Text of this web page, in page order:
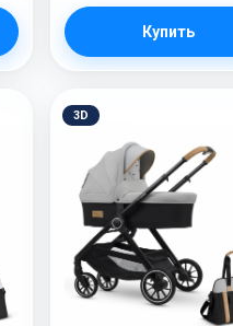
Купить
3D